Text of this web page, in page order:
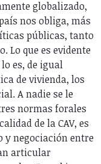
globalizado,
nos obliga, más
públicas, tanto
Lo que es evidente
es, de igual
de vivienda, los
A nadie se le
normas forales
de la CAV, es
y negociación entre
articular